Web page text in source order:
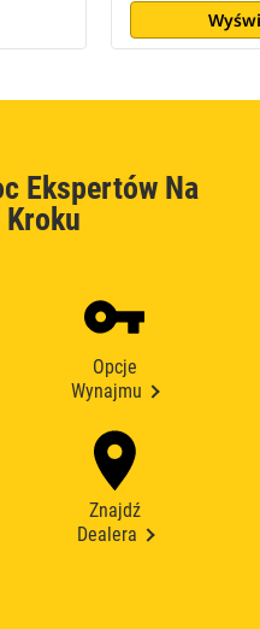
Ekspertów Na
Kroku
Opcje
Wynajmu
Znajdź
Dealera